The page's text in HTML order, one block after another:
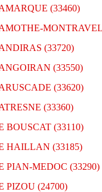
(33460)
(33720)
(33550)
(33620)
(33360)
BOUSCAT (33110)
HAILLAN (33185)
PIAN-MEDOC (33290)
PIZOU (24700)